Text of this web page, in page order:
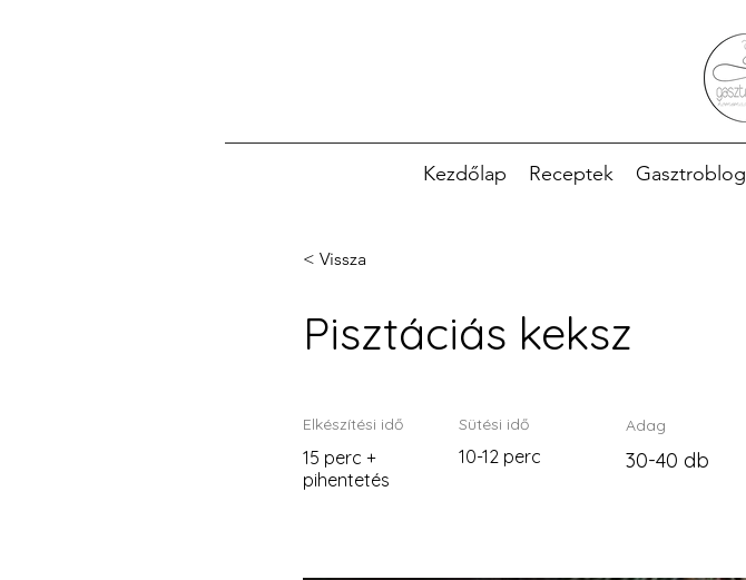
Kezdőlap Receptek Gasztroblog
< Vissza
Pisztáciás keksz
Elkészítési idő
15 perc +
pihentetés
Sütési idő
10-12 perc
Adag
30-40 db